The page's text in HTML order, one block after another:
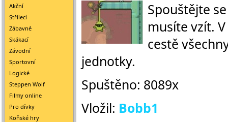
Akční
Střílecí
Zábavné
Skákací
Závodní
Sportovní
Logické
Steppen Wolf
Filmy online
Pro dívky
Koňské hry
Spouštějte
musíte vzít.
cestě
jednotky.
Spuštěno: 8089x
Vložil: Bobb1